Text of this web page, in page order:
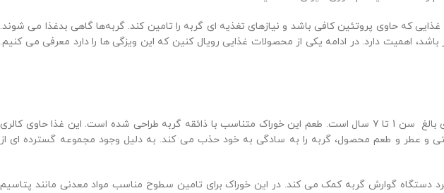
که حاوی پروتئین کافی باشد و نیازهای تغذیه ای گربه را تامین کند. گربه‌ها گاهی بدغذا می شوند.
باشد، اهمیت دارد.در ادامه یکی از محصولات غذایی رویال کنین که این ویزگی ها را دارد معرفی می کنیم.
طراحی شده است.
این غذا حاوی کالری
و عطر و طعم محصول، گربه را به سادگی به خود حذب می کند. به دلیل وجود مجموعه گسترده ای از
گوارش گربه کمک می کند. در این خوراک برای تامین سطوح مناسب مواد معدنی مانند پتاسیم